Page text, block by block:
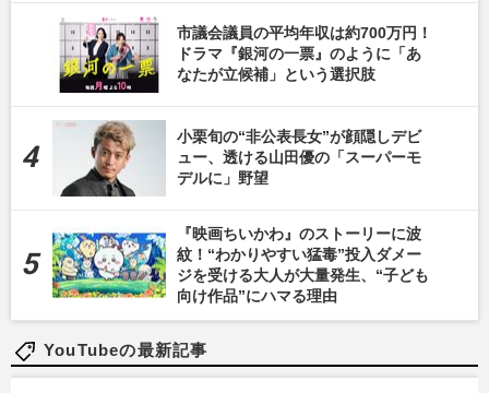
市議会議員の平均年収は約700万円！
ドラマ『銀河の一票』のように「あ
なたが立候補」という選択肢
小栗旬の“非公表長女”が顔隠しデビ
ュー、透ける山田優の「スーパーモ
デルに」野望
『映画ちいかわ』のストーリーに波
紋！“わかりやすい猛毒”投入ダメー
ジを受ける大人が大量発生、“子ども
向け作品”にハマる理由
YouTubeの最新記事